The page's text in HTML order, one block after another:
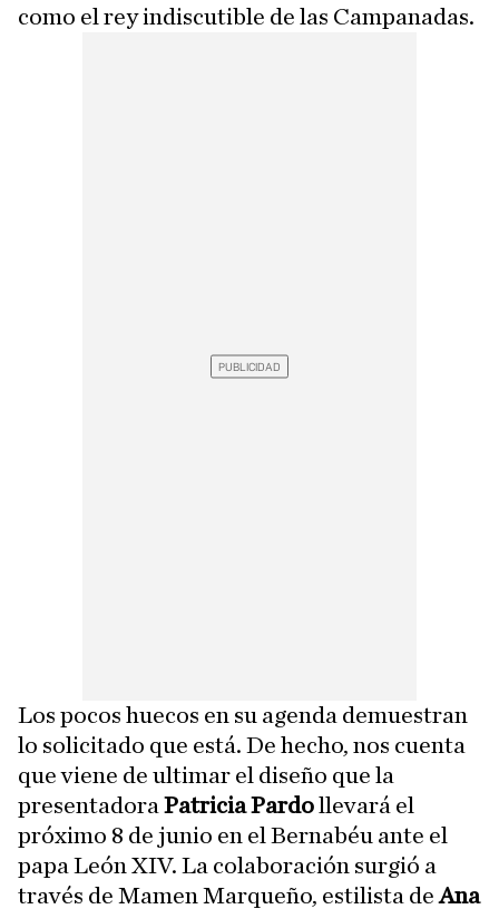
como el rey indiscutible de las Campanadas.
Los pocos huecos en su agenda demuestran
lo solicitado que está. De hecho, nos cuenta
que viene de ultimar el diseño que la
presentadora Patricia Pardollevará el
próximo 8 de junio en el Bernabéu ante el
papa León XIV. La colaboración surgió a
través de Mamen Marqueño, estilista deAna